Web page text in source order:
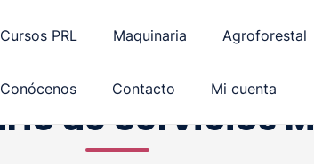
Cursos PRL Maquinaria Agroforestal
Conócenos Contacto Mi cuenta
de Servicios